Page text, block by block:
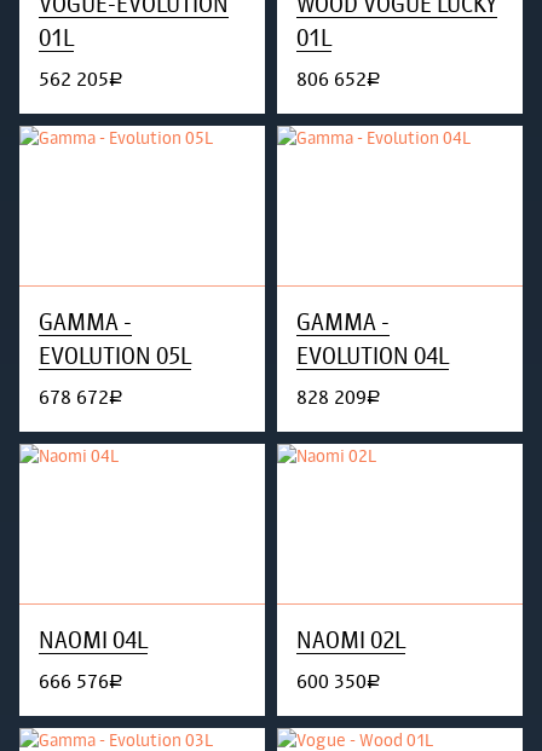
01L
562 205руб.
01L
806 652руб.
GAMMA -
EVOLUTION 05L
678 672руб.
GAMMA -
EVOLUTION 04L
828 209руб.
NAOMI 04L
666 576руб.
NAOMI 02L
600 350руб.